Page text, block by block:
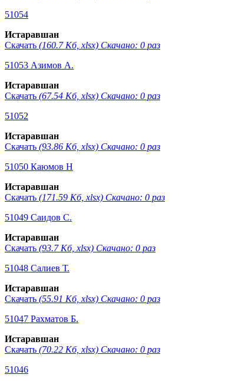
51054
Истаравшан
Скачать (160.7 Кб, xlsx) Скачано: 0 раз
51053 Азимов А.
Истаравшан
Скачать (67.54 Кб, xlsx) Скачано: 0 раз
51052
Истаравшан
Скачать (93.86 Кб, xlsx) Скачано: 0 раз
51050 Каюмов Н
Истаравшан
Скачать (171.59 Кб, xlsx) Скачано: 0 раз
51049 Саидов С.
Истаравшан
Скачать (93.7 Кб, xlsx) Скачано: 0 раз
51048 Салиев Т.
Истаравшан
Скачать (55.91 Кб, xlsx) Скачано: 0 раз
51047 Рахматов Б.
Истаравшан
Скачать (70.22 Кб, xlsx) Скачано: 0 раз
51046